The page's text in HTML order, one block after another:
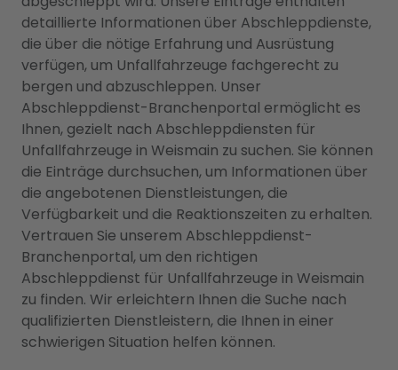
detaillierte Informationen über Abschleppdienste,
die über die nötige Erfahrung und Ausrüstung
verfügen, um Unfallfahrzeuge fachgerecht zu
bergen und abzuschleppen. Unser
Abschleppdienst-Branchenportal ermöglicht es
Ihnen, gezielt nach Abschleppdiensten für
Unfallfahrzeuge in Weismain zu suchen. Sie können
die Einträge durchsuchen, um Informationen über
die angebotenen Dienstleistungen, die
Verfügbarkeit und die Reaktionszeiten zu erhalten.
Vertrauen Sie unserem Abschleppdienst-
Branchenportal, um den richtigen
Abschleppdienst für Unfallfahrzeuge in Weismain
zu finden. Wir erleichtern Ihnen die Suche nach
qualifizierten Dienstleistern, die Ihnen in einer
schwierigen Situation helfen können.